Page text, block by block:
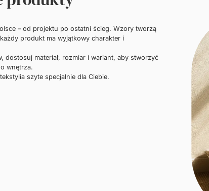
– od projektu po ostatni ścieg. Wzory tworzą
produkt ma wyjątkowy charakter i
materiał, rozmiar i wariant, aby stworzyć
wnętrza.
szyte specjalnie dla Ciebie.